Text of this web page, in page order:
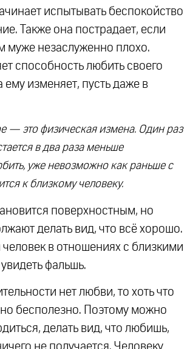
испытывать беспокойство
Также она пострадает, если
муже незаслуженно плохо.
способность любить своего
ему изменяет, пусть даже в
— это физическая измена. Один раз
в два раза меньше
уже невозможно как раньше с
к близкому человеку.
поверхностным, но
делать вид, что всё хорошо.
в отношениях с близкими
фальшь.
нет любви, то хоть что
бесполезно. Поэтому можно
делать вид, что любишь,
не получается. Человеку